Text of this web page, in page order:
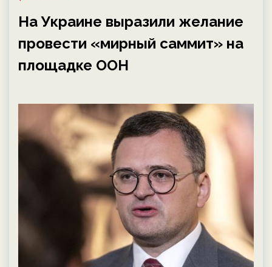
На Украине выразили желание
провести «мирный саммит» на
площадке ООН